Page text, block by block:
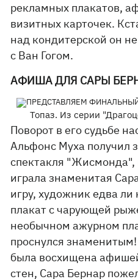
рекламных плакатов,
визитных карточек.
над кондитерской он
с Ван Гогом.
АФИША ДЛЯ САРЫ
Топаз. Из серии
Поворот в его судьбе
Альфонс Муха получил
спектакля "Жисмонда",
играла знаменитая
игру, художник едва
плакат с чарующей
необычном ажурном
проснулся
была восхищена
стен, Сара Бернар